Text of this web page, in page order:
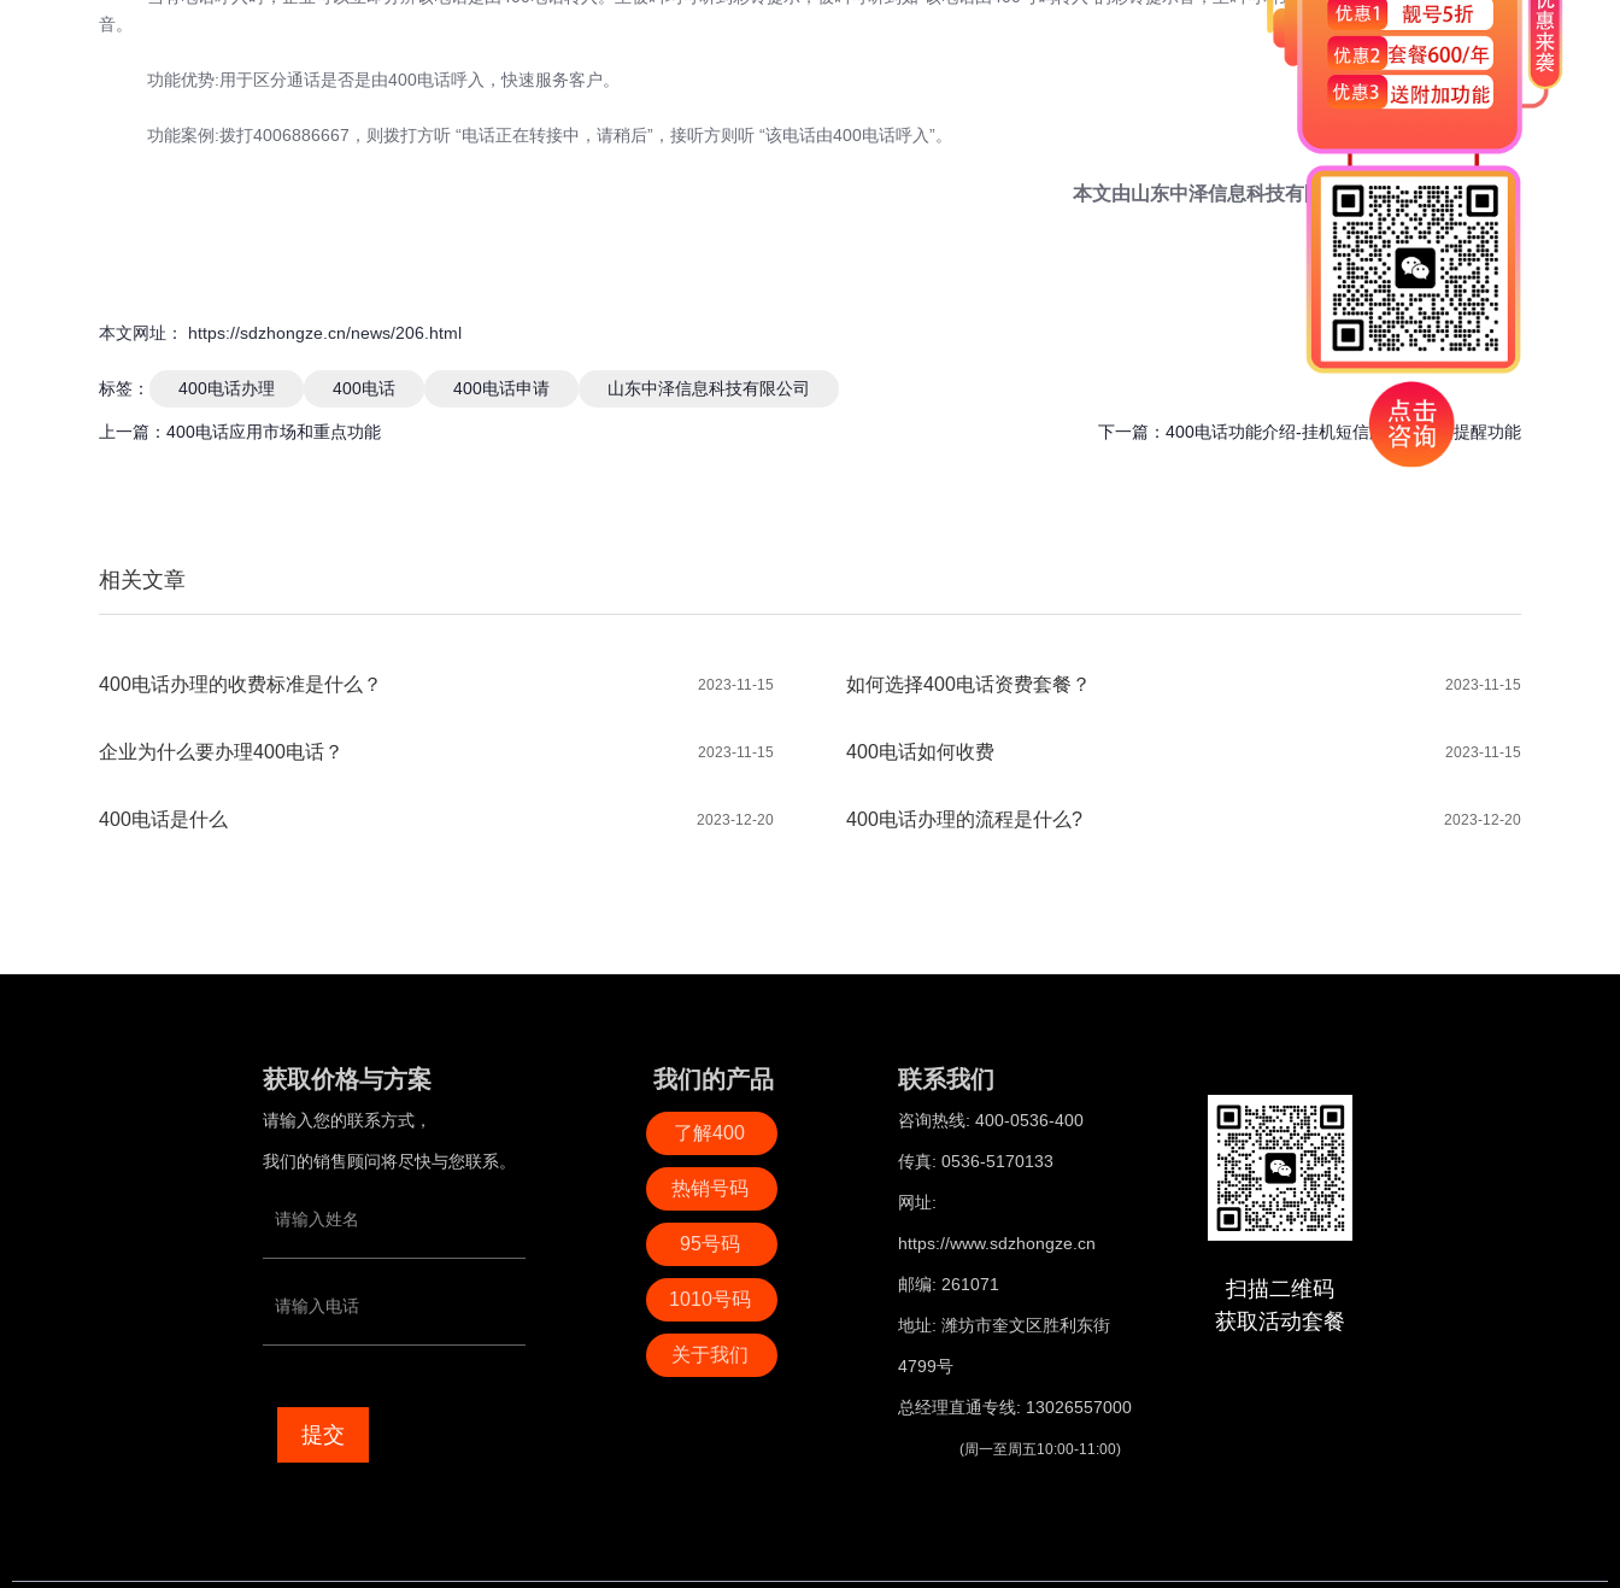
音。
功能优势:用于区分通话是否是由400电话呼入，快速服务客户。
功能案例:拨打4006886667，则拨打方听 “电话正在转接中，请稍后”，接听方则听 “该电话由400电话呼入”。
本文由山东中泽信息科技有限公司提供，点击咨询
本文网址： https://sdzhongze.cn/news/206.html
标签： 400电话办理 400电话 400电话申请 山东中泽信息科技有限公司
上一篇： 400电话应用市场和重点功能 下一篇： 400电话功能介绍-挂机短信跟漏接短信提醒功能
相关文章
2023-11-15
400电话办理的收费标准是什么？ 2023-11-15
如何选择400电话资费套餐？
2023-11-15
企业为什么要办理400电话？ 2023-11-15
400电话如何收费
2023-12-20
400电话是什么 2023-12-20
400电话办理的流程是什么?
获取价格与方案
请输入您的联系方式，
我们的销售顾问将尽快与您联系。
提交
我们的产品
了解400
热销号码
95号码
1010号码
关于我们
联系我们
咨询热线: 400-0536-400
传真: 0536-5170133
网址:
https://www.sdzhongze.cn
邮编: 261071
地址: 潍坊市奎文区胜利东街
4799号
总经理直通专线: 13026557000
(周一至周五10:00-11:00)
扫描二维码
获取活动套餐